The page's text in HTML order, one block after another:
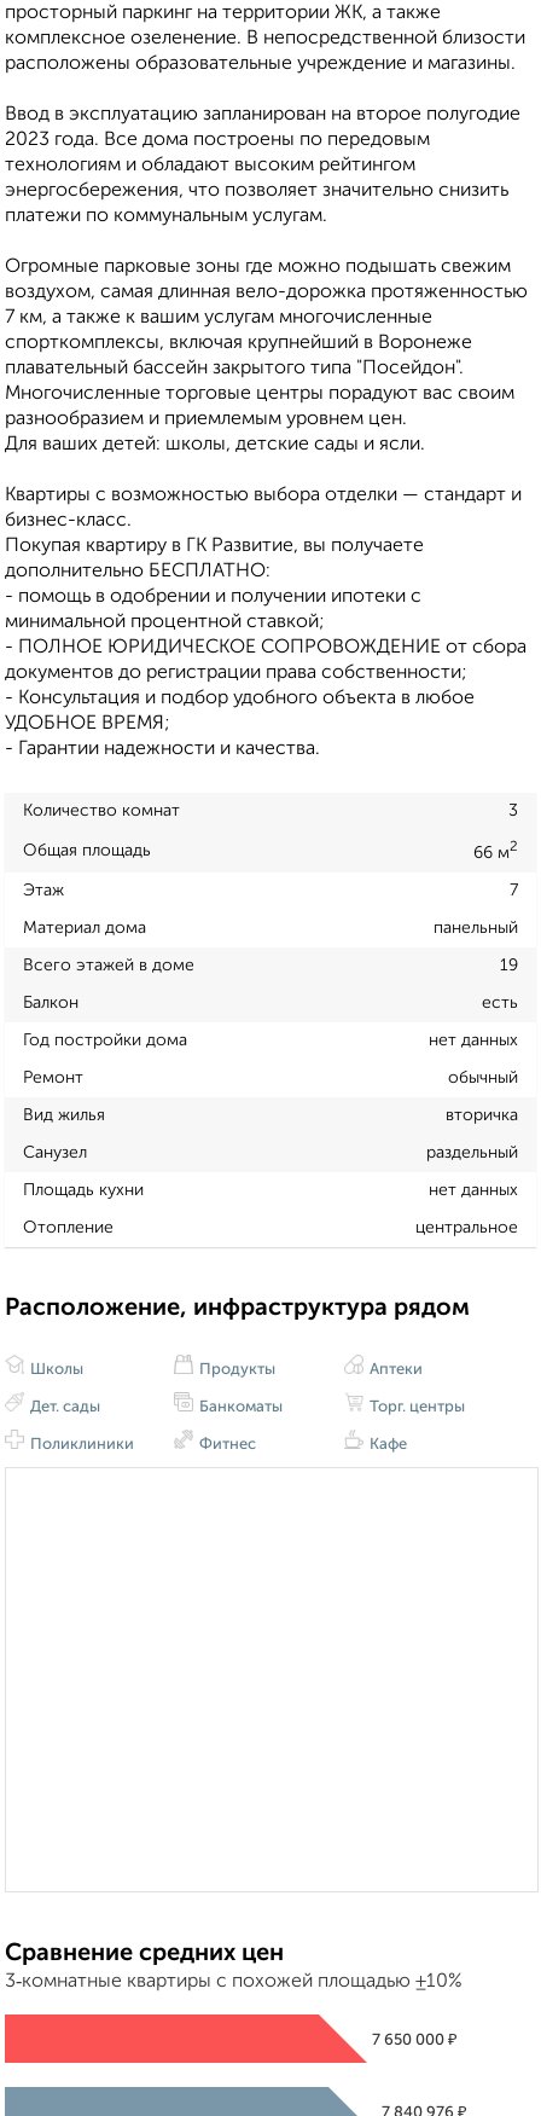
просторный паркинг на территории ЖК, а также
комплексное озеленение. В непосредственной близости
расположены образовательные учреждение и магазины.
Ввод в эксплуатацию запланирован на второе полугодие
2023 года. Все дома построены по передовым
технологиям и обладают высоким рейтингом
энергосбережения, что позволяет значительно снизить
платежи по коммунальным услугам.
Огромные парковые зоны где можно подышать свежим
воздухом, самая длинная вело-дорожка протяженностью
7 км, а также к вашим услугам многочисленные
спорткомплексы, включая крупнейший в Воронеже
плавательный бассейн закрытого типа "Посейдон".
Многочисленные торговые центры порадуют вас своим
разнообразием и приемлемым уровнем цен.
Для ваших детей: школы, детские сады и ясли.
Квартиры с возможностью выбора отделки — стандарт и
бизнес-класс.
Покупая квартиру в ГК Развитие, вы получаете
дополнительно БЕСПЛАТНО:
- помощь в одобрении и получении ипотеки с
минимальной процентной ставкой;
- ПОЛНОЕ ЮРИДИЧЕСКОЕ СОПРОВОЖДЕНИЕ от сбора
документов до регистрации права собственности;
- Консультация и подбор удобного объекта в любое
УДОБНОЕ ВРЕМЯ;
- Гарантии надежности и качества.
Количество комнат 3
Общая площадь 66 м2
Этаж 7
Материал дома панельный
Всего этажей в доме 19
Балкон есть
Год постройки дома нет данных
Ремонт обычный
Вид жилья вторичка
Санузел раздельный
Площадь кухни нет данных
Отопление центральное
Расположение, инфраструктура рядом
Школы
Дет. сады
Поликлиники
Продукты
Банкоматы
Фитнес
Аптеки
Торг. центры
Кафе
Сравнение средних цен
3‑комнатные квартиры с похожей площадью ±10%
7 650 000 ₽
₽